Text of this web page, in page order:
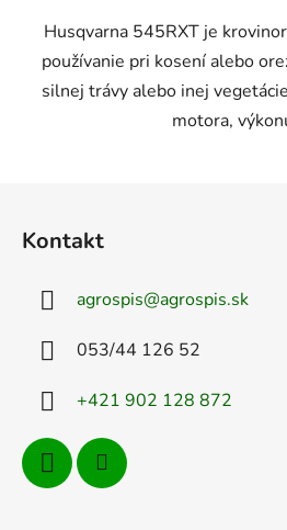
Husqvarna 545RXT je
používanie pri kosení alebo
silnej trávy alebo inej
motora,
Kontakt
agrospis@agrospis.sk
053/44 126 52
+421 902 128 872